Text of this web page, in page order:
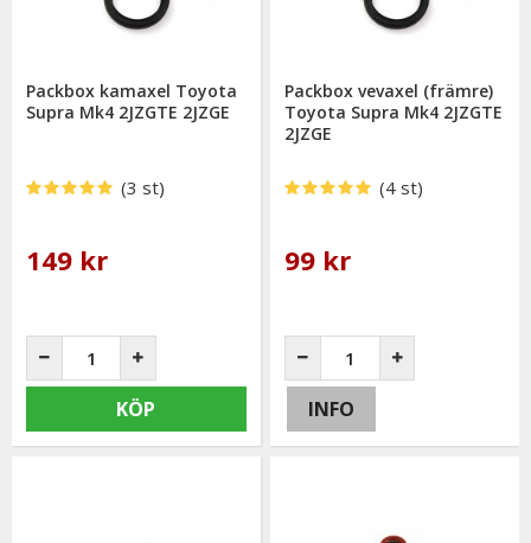
Packbox kamaxel Toyota
Supra Mk4 2JZGTE 2JZGE
(3 st)
149 kr
KÖP
Packbox vevaxel (främre)
Toyota Supra Mk4 2JZGTE
2JZGE
(4 st)
99 kr
INFO